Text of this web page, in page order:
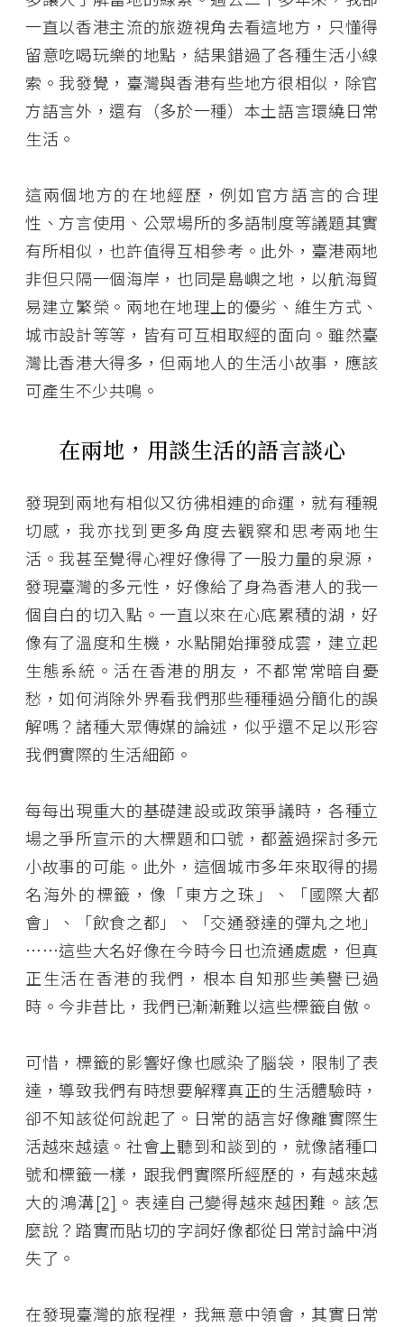
一直以香港主流的旅遊視角去看這地方，只懂得
留意吃喝玩樂的地點，結果錯過了各種生活小線
索。我發覺，臺灣與香港有些地方很相似，除官
方語言外，還有（多於一種）本土語言環繞日常
生活。
這兩個地方的在地經歷，例如官方語言的合理
性、方言使用、公眾場所的多語制度等議題其實
有所相似，也許值得互相參考。此外，臺港兩地
非但只隔一個海岸，也同是島嶼之地，以航海貿
易建立繁榮。兩地在地理上的優劣、維生方式、
城市設計等等，皆有可互相取經的面向。雖然臺
灣比香港大得多，但兩地人的生活小故事，應該
可產生不少共鳴。
在兩地，用談生活的語言談心
發現到兩地有相似又彷彿相連的命運，就有種親
切感，我亦找到更多角度去觀察和思考兩地生
活。我甚至覺得心裡好像得了一股力量的泉源，
發現臺灣的多元性，好像給了身為香港人的我一
個自白的切入點。一直以來在心底累積的湖，好
像有了溫度和生機，水點開始揮發成雲，建立起
生態系統。活在香港的朋友，不都常常暗自憂
愁，如何消除外界看我們那些種種過分簡化的誤
解嗎？諸種大眾傳媒的論述，似乎還不足以形容
我們實際的生活細節。
每每出現重大的基礎建設或政策爭議時，各種立
場之爭所宣示的大標題和口號，都蓋過探討多元
小故事的可能。此外，這個城市多年來取得的揚
名海外的標籤，像「東方之珠」、「國際大都
會」、「飲食之都」、「交通發達的彈丸之地」
……這些大名好像在今時今日也流通處處，但真
正生活在香港的我們，根本自知那些美譽已過
時。今非昔比，我們已漸漸難以這些標籤自傲。
可惜，標籤的影響好像也感染了腦袋，限制了表
達，導致我們有時想要解釋真正的生活體驗時，
卻不知該從何說起了。日常的語言好像離實際生
活越來越遠。社會上聽到和談到的，就像諸種口
號和標籤一樣，跟我們實際所經歷的，有越來越
大的鴻溝[2] 。表達自己變得越來越困難。該怎
麼說？踏實而貼切的字詞好像都從日常討論中消
失了。
在發現臺灣的旅程裡，我無意中領會，其實日常